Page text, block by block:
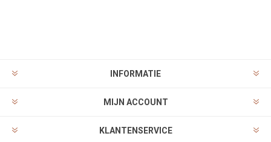
INFORMATIE
MIJN ACCOUNT
KLANTENSERVICE